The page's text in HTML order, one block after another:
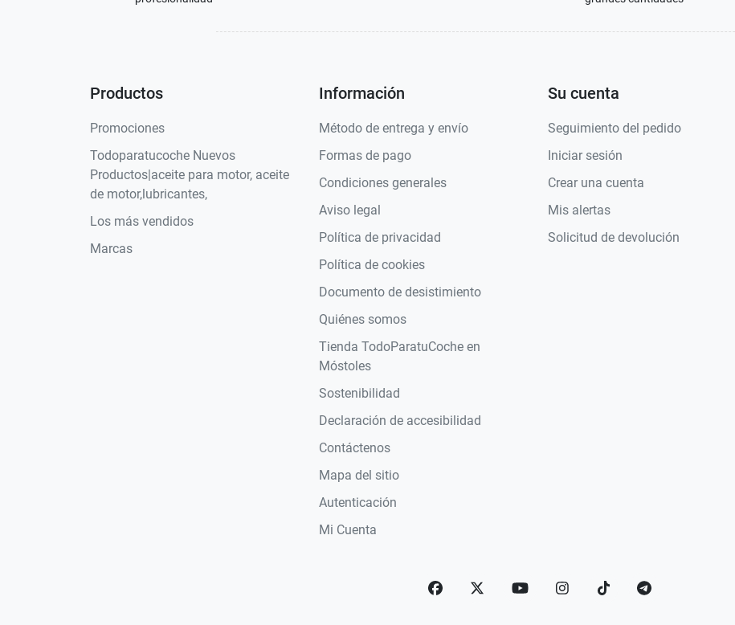
Productos
Promociones
Todoparatucoche Nuevos
Productos|aceite para motor, aceite
de motor,lubricantes,
Los más vendidos
Marcas
Información
Método de entrega y envío
Formas de pago
Condiciones generales
Aviso legal
Política de privacidad
Política de cookies
Documento de desistimiento
Quiénes somos
Tienda TodoParatuCoche en
Móstoles
Sostenibilidad
Declaración de accesibilidad
Contáctenos
Mapa del sitio
Autenticación
Mi Cuenta
Su cuenta
Seguimiento del pedido
Iniciar sesión
Crear una cuenta
Mis alertas
Solicitud de devolución